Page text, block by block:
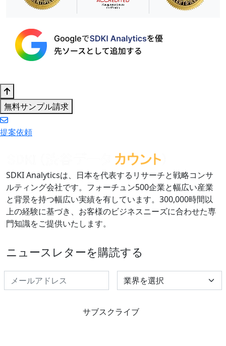
無料サンプル請求
提案依頼
SDKI Analyticsは、日本を代表するリサーチと戦略コンサ
ルティング会社です。フォーチュン500企業と幅広い産業
と背景を持つ幅広い実績を有しています。300,000時間以
上の経験に基づき、お客様のビジネスニーズに合わせた専
門知識をご提供いたします。
ニュースレターを購読する
Select Industry
サブスクライブ